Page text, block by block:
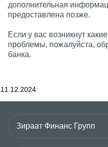
дополнительная
предоставлена позже.
Если у вас возникнут
проблемы, пожалуйста,
банка.
11.12.2024